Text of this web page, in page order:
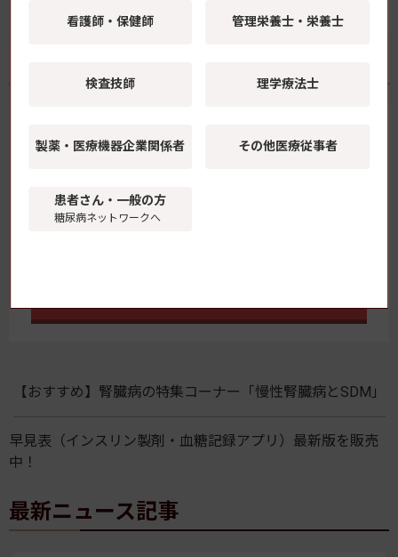
載。情報収集・整理にお役立てください。
【おすすめ】腎臓病の特集コーナー「慢性腎臓病とSDM」
早見表（インスリン製剤・血糖記録アプリ）最新版を販売
中！
最新ニュース記事
看護師・保健師 管理栄養士・栄養士
検査技師 理学療法士
製薬・医療機器企業関係者 その他医療従事者
患者さん・一般の方
糖尿病ネットワークへ